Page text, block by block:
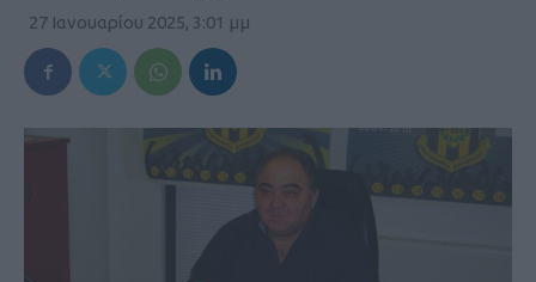
27 Ιανουαρίου 2025, 3:01 μμ